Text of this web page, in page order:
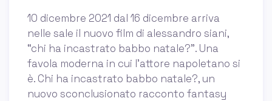
10 dicembre 2021 dal 16 dicembre arriva
nelle sale il nuovo film di alessandro siani,
“chi ha incastrato babbo natale?”. Una
favola moderna in cui l’attore napoletano si
è. Chi ha incastrato babbo natale?, un
nuovo sconclusionato racconto fantasy